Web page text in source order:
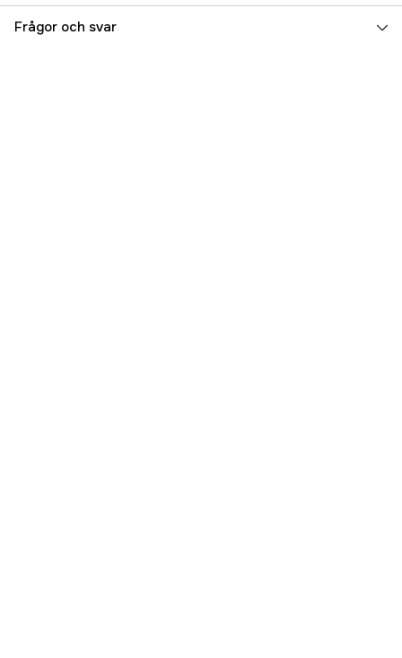
Krokstorlek, drag 5/0
Frågor och svar